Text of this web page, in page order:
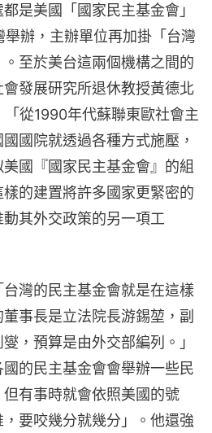
是美國「國家民主基金會」
舉辦，主辦單位再加掛「台灣
至於美台這兩個機構之間的
發展研究所退休教授黃德北
從1990年代蘇聯東歐社會主
國院就透過各種方式施壓，
國『國家民主基金會』的組
的建置將許多國家更緊密的
其外交政策的另一項工
灣的民主基金會就是在這樣
事長是立法院長游錫堃，副
，預算是由外交部編列。」
的民主基金會會舉辦一些民
有事時就會依照美國的號
要咬幾分就幾分」。他還強